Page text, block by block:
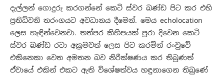
දැල්ලන් ගොදුරු කරගන්නේ කෙටි ස්වර ඛණ්ඩ පිට කර එහි
ප්‍රතිධ්වනි තරංගයට අවධානය දීමෙන්. මෙය echolocation
ලෙස හැඳින්වෙනවා. තත්පර කිහිපයක් පුරා දිවෙන කෙටි
ස්වර ඛණ්ඩ රටා අක්‍රමවත් ලෙස පිට කරමින් රංචුවේ
එකිනෙකා වෙත අමතන බව නිරීක්ෂණය කර තිබුණත්
ඒවායේ එකින් එකට ඇති වි‍ශේෂත්වය හඳුනාගෙන තිබුණේ